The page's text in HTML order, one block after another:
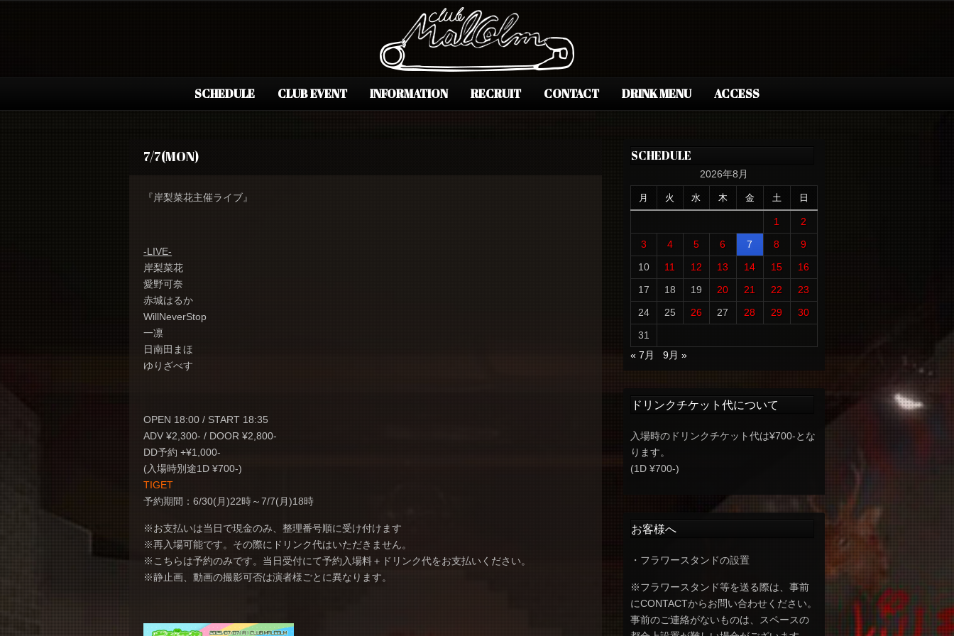
SCHEDULE CLUB EVENT INFORMATION RECRUIT CONTACT DRINK MENU ACCESS
7/7(MON)
『岸梨菜花主催ライブ』
-LIVE-
岸梨菜花
愛野可奈
赤城はるか
WillNeverStop
一凛
日南田まほ
ゆりざべす
OPEN 18:00 / START 18:35
ADV ¥2,300- / DOOR ¥2,800-
DD予約 +¥1,000-
(入場時別途1D ¥700-)
TIGET
予約期間：6/30(月)22時～7/7(月)18時
※お支払いは当日で現金のみ、整理番号順に受け付けます
※再入場可能です。その際にドリンク代はいただきません。
※こちらは予約のみです。当日受付にて予約入場料＋ドリンク代をお支払いください。
※静止画、動画の撮影可否は演者様ごとに異なります。
SCHEDULE
2026年8月
月 火 水 木 金 土 日
1
2
3
4 5 6 7 8
9
10
11 12 13 14 15
16
17
18 19 20 21 22
23
24
25 26 27 28 29
30
31
« 7月
9月 »
ドリンクチケット代について
入場時のドリンクチケット代は¥700-とな
ります。
(1D ¥700-)
お客様へ
・フラワースタンドの設置
※フラワースタンド等を送る際は、事前
にCONTACTからお問い合わせください。
事前のご連絡がないものは、スペースの